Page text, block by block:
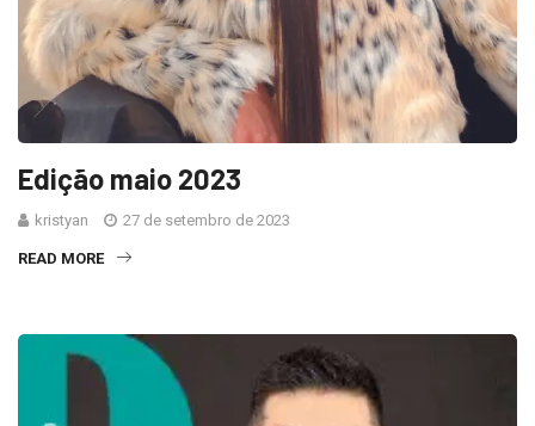
Edição maio 2023
kristyan 27 de setembro de 2023
READ MORE